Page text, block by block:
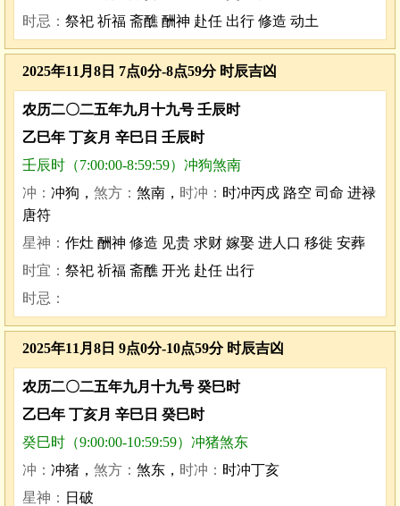
时忌： 祭祀 祈福 斋醮 酬神 赴任 出行 修造 动土
2025年11月8日 7点0分-8点59分 时辰吉凶
农历二〇二五年九月十九号 壬辰时
乙巳年 丁亥月 辛巳日 壬辰时
壬辰时（7:00:00-8:59:59）冲狗煞南
冲： 冲狗， 煞方： 煞南， 时冲： 时冲丙戍 路空 司命 进禄
唐符
星神： 作灶 酬神 修造 见贵 求财 嫁娶 进人口 移徙 安葬
时宜： 祭祀 祈福 斋醮 开光 赴任 出行
时忌：
2025年11月8日 9点0分-10点59分 时辰吉凶
农历二〇二五年九月十九号 癸巳时
乙巳年 丁亥月 辛巳日 癸巳时
癸巳时（9:00:00-10:59:59）冲猪煞东
冲： 冲猪， 煞方： 煞东， 时冲： 时冲丁亥
星神： 日破